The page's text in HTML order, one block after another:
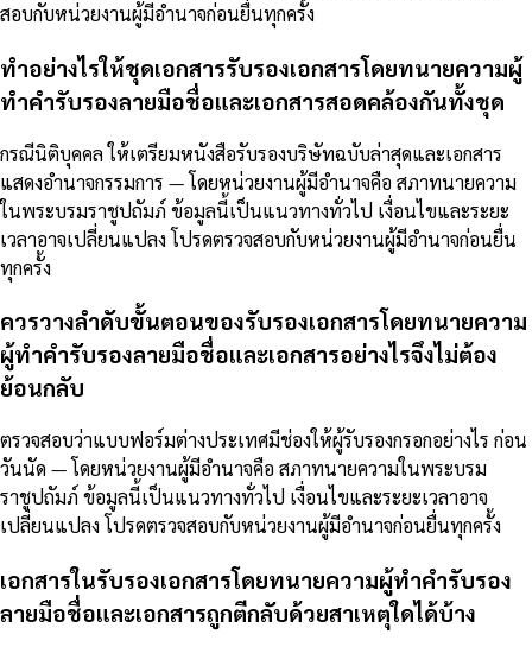
สอบกับหน่วยงานผู้มีอำนาจก่อนยื่นทุกครั้ง
ทำอย่างไรให้ชุดเอกสารรับรองเอกสารโดยทนายความผู้
ทำคำรับรองลายมือชื่อและเอกสารสอดคล้องกันทั้งชุด
กรณีนิติบุคคล ให้เตรียมหนังสือรับรองบริษัทฉบับล่าสุดและเอกสาร
แสดงอำนาจกรรมการ — โดยหน่วยงานผู้มีอำนาจคือ สภาทนายความ
ในพระบรมราชูปถัมภ์ ข้อมูลนี้เป็นแนวทางทั่วไป เงื่อนไขและระยะ
เวลาอาจเปลี่ยนแปลง โปรดตรวจสอบกับหน่วยงานผู้มีอำนาจก่อนยื่น
ทุกครั้ง
ควรวางลำดับขั้นตอนของรับรองเอกสารโดยทนายความ
ผู้ทำคำรับรองลายมือชื่อและเอกสารอย่างไรจึงไม่ต้อง
ย้อนกลับ
ตรวจสอบว่าแบบฟอร์มต่างประเทศมีช่องให้ผู้รับรองกรอกอย่างไร ก่อน
วันนัด — โดยหน่วยงานผู้มีอำนาจคือ สภาทนายความในพระบรม
ราชูปถัมภ์ ข้อมูลนี้เป็นแนวทางทั่วไป เงื่อนไขและระยะเวลาอาจ
เปลี่ยนแปลง โปรดตรวจสอบกับหน่วยงานผู้มีอำนาจก่อนยื่นทุกครั้ง
เอกสารในรับรองเอกสารโดยทนายความผู้ทำคำรับรอง
ลายมือชื่อและเอกสารถูกตีกลับด้วยสาเหตุใดได้บ้าง